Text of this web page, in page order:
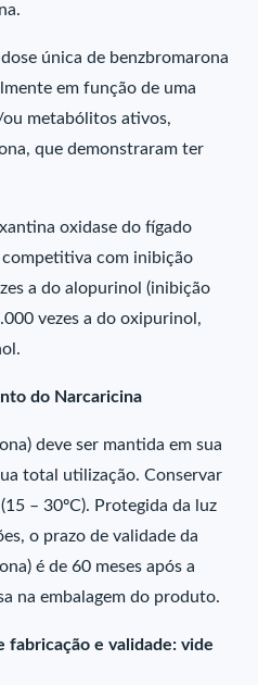
única de benzbromarona
em função de uma
metabólitos ativos,
que demonstraram ter
oxidase do fígado
competitiva com inibição
a do alopurinol (inibição
vezes a do oxipurinol,
do Narcaricina
deve ser mantida em sua
total utilização. Conservar
– 30ºC). Protegida da luz
o prazo de validade da
é de 60 meses após a
na embalagem do produto.
fabricação e validade: vide